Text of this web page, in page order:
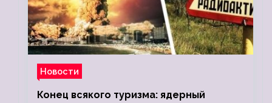
Новости
Конец всякого туризма: ядерный